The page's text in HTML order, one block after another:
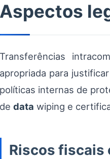
Aspectos
Transferências
apropriada para
políticas internas de
de data wiping e
Riscos fiscais